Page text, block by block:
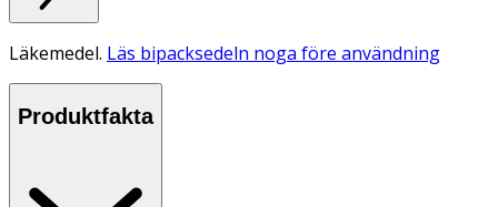
Läkemedel. Läs bipacksedeln noga före användning
Produktfakta